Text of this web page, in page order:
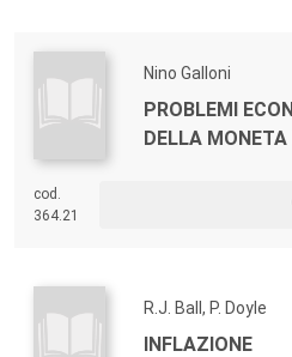
Nino Galloni
PROBLEMI
DELLA MONETA
cod.
364.21
R.J. Ball, P. Doyle
INFLAZIONE